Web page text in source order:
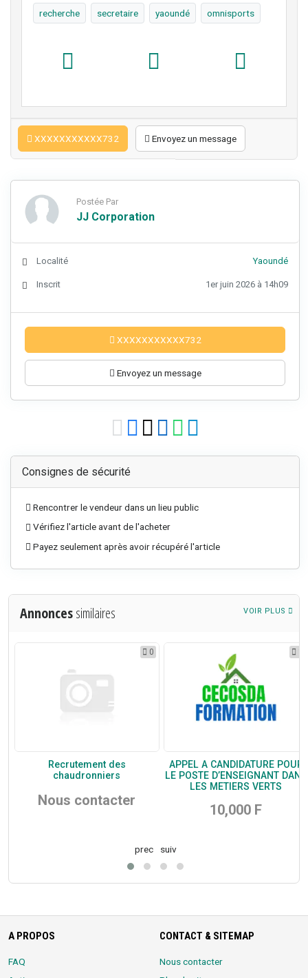
recherche secretaire yaoundé omnisports
XXXXXXXXXXX732 Envoyez un message
Postée Par
JJ Corporation
Localité Yaoundé
Inscrit 1er juin 2026 à 14h09
XXXXXXXXXXX732
Envoyez un message
Consignes de sécurité
Rencontrer le vendeur dans un lieu public
Vérifiez l'article avant de l'acheter
Payez seulement après avoir récupéré l'article
Annoncessimilaires VOIR PLUS
0
Recrutement des
chaudronniers
Nous contacter
APPEL A CANDIDATURE POUR
LE POSTE D’ENSEIGNANT DANS
LES METIERS VERTS
10,000 F
prec suiv
A PROPOS
FAQ
CONTACT & SITEMAP
Nous contacter